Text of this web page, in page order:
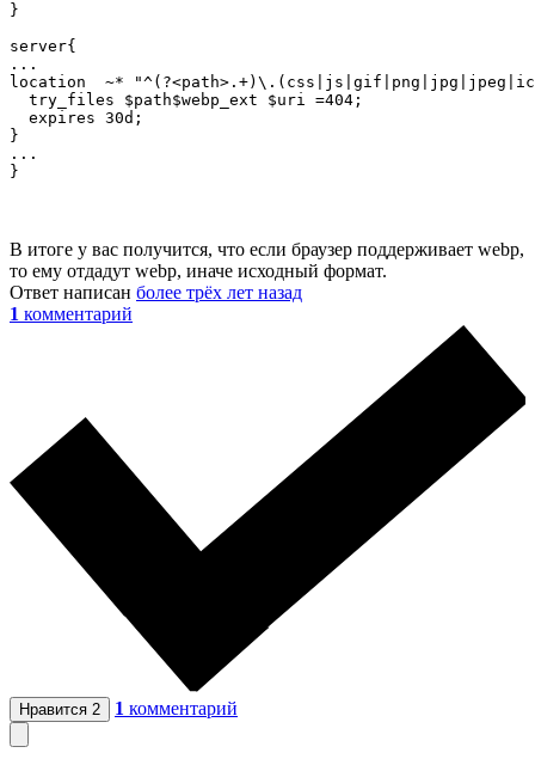
}
server{
...
location  ~*
  try_files $path$webp_ext $uri =404;
  expires 30d;
}
...
}
В итоге у вас получится, что если браузер поддерживает webp,
то ему отдадут webp, иначе исходный формат.
Ответ написан более трёх лет назад
1 комментарий
Нравится 2 1 комментарий